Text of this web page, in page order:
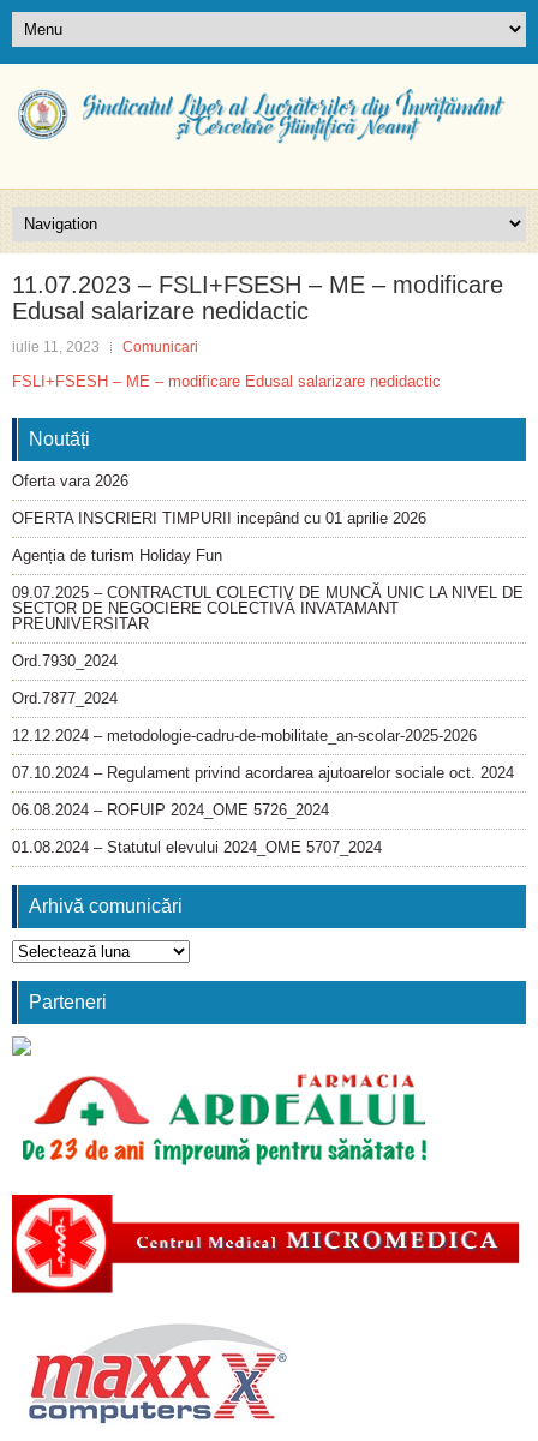
11.07.2023 – FSLI+FSESH – ME – modificare
Edusal salarizare nedidactic
iulie 11, 2023 Comunicari
FSLI+FSESH – ME – modificare Edusal salarizare nedidactic
Noutăți
Oferta vara 2026
OFERTA INSCRIERI TIMPURII incepând cu 01 aprilie 2026
Agenția de turism Holiday Fun
09.07.2025 – CONTRACTUL COLECTIV DE MUNCĂ UNIC LA NIVEL DE
SECTOR DE NEGOCIERE COLECTIVĂ INVATAMANT
PREUNIVERSITAR
Ord.7930_2024
Ord.7877_2024
12.12.2024 – metodologie-cadru-de-mobilitate_an-scolar-2025-2026
07.10.2024 – Regulament privind acordarea ajutoarelor sociale oct. 2024
06.08.2024 – ROFUIP 2024_OME 5726_2024
01.08.2024 – Statutul elevului 2024_OME 5707_2024
Arhivă comunicări
Arhivă
comunicări
Parteneri